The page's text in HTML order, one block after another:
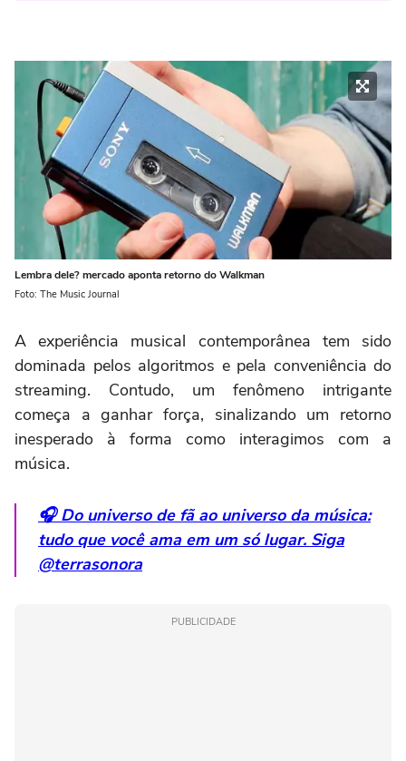
Lembra dele? mercado aponta retorno do Walkman
Foto: The Music Journal
A experiência musical contemporânea tem sido
dominada pelos algoritmos e pela conveniência do
streaming. Contudo, um fenômeno intrigante
começa a ganhar força, sinalizando um retorno
inesperado à forma como interagimos com a
música.
🎧 Do universo de fã ao universo da música:
tudo que você ama em um só lugar. Siga
@terrasonora
PUBLICIDADE